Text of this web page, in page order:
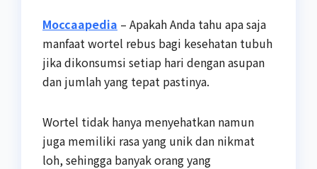
Moccaapedia – Apakah Anda tahu apa saja
manfaat wortel rebus bagi kesehatan tubuh
jika dikonsumsi setiap hari dengan asupan
dan jumlah yang tepat pastinya.
Wortel tidak hanya menyehatkan namun
juga memiliki rasa yang unik dan nikmat
loh, sehingga banyak orang yang